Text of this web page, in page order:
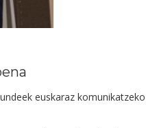
euskaraz